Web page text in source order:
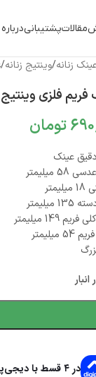
مقالاتپشتیبانی
زنانه/وینتیج زنانه/
فلزی وینتیج 010102411
تومان
عینک
میلیمتر
149 میلیمتر
میلیمتر
در ۴ قسط با دیجی‌پی